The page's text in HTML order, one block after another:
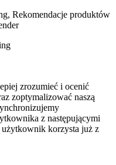
Rekomendacje produktów
zrozumieć i ocenić
zoptymalizować naszą
z następującymi
korzysta już z